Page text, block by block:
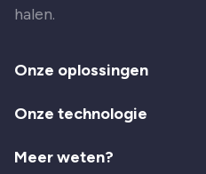
halen.
Onze oplossingen
Onze technologie
Meer weten?